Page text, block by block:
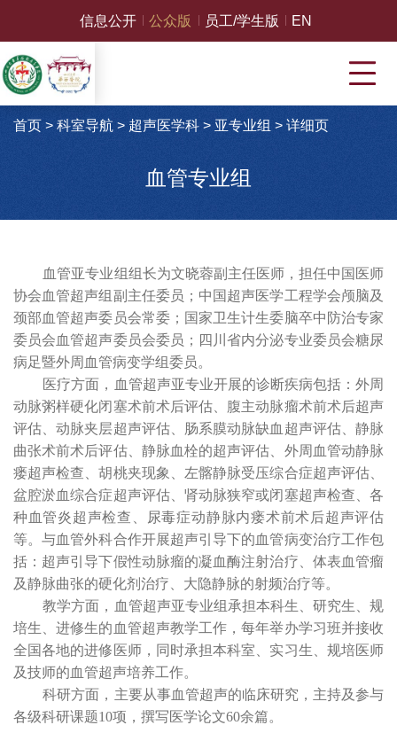
信息公开 公众版 员工/学生版 EN
首页 > 科室导航> 超声医学科> 亚专业组 > 详细页
血管专业组
血管亚专业组组长为文晓蓉副主任医师，担任中国医师
协会血管超声组副主任委员；中国超声医学工程学会颅脑及
颈部血管超声委员会常委；国家卫生计生委脑卒中防治专家
委员会血管超声委员会委员；四川省内分泌专业委员会糖尿
病足暨外周血管病变学组委员。
医疗方面，血管超声亚专业开展的诊断疾病包括：外周
动脉粥样硬化闭塞术前术后评估、腹主动脉瘤术前术后超声
评估、动脉夹层超声评估、肠系膜动脉缺血超声评估、静脉
曲张术前术后评估、静脉血栓的超声评估、外周血管动静脉
瘘超声检查、胡桃夹现象、左髂静脉受压综合症超声评估、
盆腔淤血综合症超声评估、肾动脉狭窄或闭塞超声检查、各
种血管炎超声检查、尿毒症动静脉内瘘术前术后超声评估
等。与血管外科合作开展超声引导下的血管病变治疗工作包
括：超声引导下假性动脉瘤的凝血酶注射治疗、体表血管瘤
及静脉曲张的硬化剂治疗、大隐静脉的射频治疗等。
教学方面，血管超声亚专业组承担本科生、研究生、规
培生、进修生的血管超声教学工作，每年举办学习班并接收
全国各地的进修医师，同时承担本科室、实习生、规培医师
及技师的血管超声培养工作。
科研方面，主要从事血管超声的临床研究，主持及参与
各级科研课题10项，撰写医学论文60余篇。